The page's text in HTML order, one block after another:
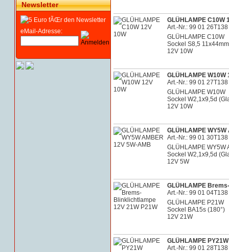
Newsletter
eMail-Adresse:
GLÜHLAMPE C10W
Art.-Nr.: 99 01 26T138
GLÜHLAMPE C10W
Sockel S8,5 11x44mm
12V 10W
GLÜHLAMPE W10W
Art.-Nr.: 99 01 27T138
GLÜHLAMPE W10W
Sockel W2,1x9,5d
12V 10W
GLÜHLAMPE
Art.-Nr.: 99 01 30T138
GLÜHLAMPE WY5W
Sockel W2,1x9,5d
12V 5W
GLÜHLAMPE
Art.-Nr.: 99 01 04T138
GLÜHLAMPE P21W
Sockel BA15s (180°)
12V 21W
GLÜHLAMPE
Art.-Nr.: 99 01 28T138